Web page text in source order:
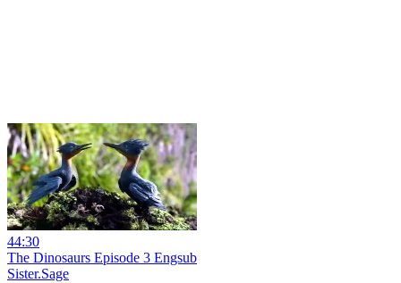
44:30
The Dinosaurs Episode 3 Engsub
Sister.Sage